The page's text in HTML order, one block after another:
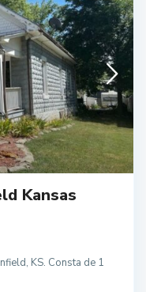
Kansas
KS. Consta de 1